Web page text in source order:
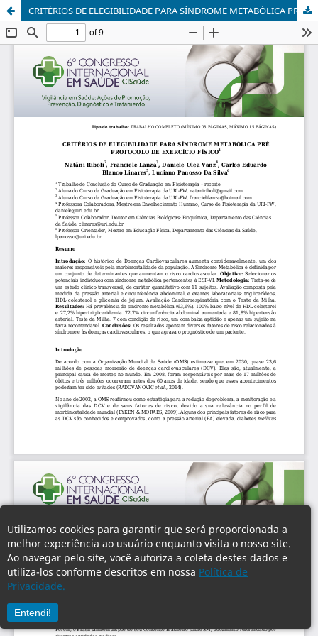
Utilizamos cookies para garantir que será proporcionada a
melhor experiência ao usuário enquanto visita o nosso site.
Ao navegar pelo site, você autoriza a coleta destes dados e
utiliza-los conforme descritos em nossa Política de
Privacidade.
Entendi!
CRITÉRIOS DE ELEGIBILIDADE PARA SÍNDROME METABÓLICA PRÉ PROTOCOLO DE EXERCÍCIO FÍSICO